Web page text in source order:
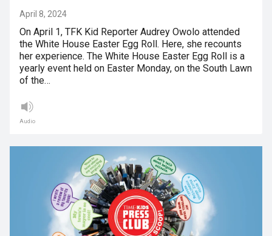
April 8, 2024
On April 1, TFK Kid Reporter Audrey Owolo attended
the White House Easter Egg Roll. Here, she recounts
her experience. The White House Easter Egg Roll is a
yearly event held on Easter Monday, on the South Lawn
of the…
Audio